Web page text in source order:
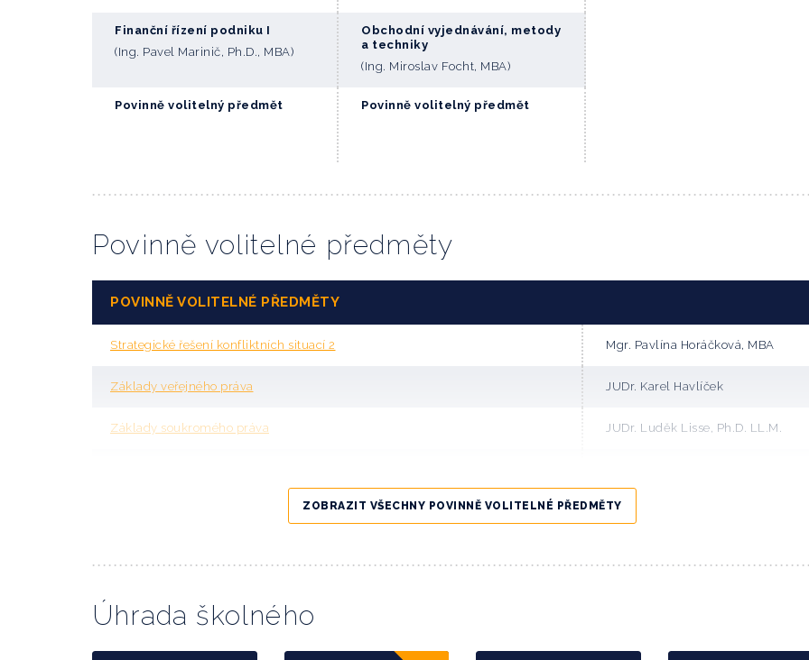
Finanční řízení podniku I
(Ing. Pavel Marinič, Ph.D., MBA)
Povinně volitelný předmět
Obchodní vyjednávání, metody
a techniky
(Ing. Miroslav Focht, MBA)
Povinně volitelný předmět
Povinně volitelné předměty
POVINNĚ VOLITELNÉ PŘEDMĚTY
Strategické řešení konfliktních situací 2 Mgr. Pavlína Horáčková, MBA
Základy veřejného práva JUDr. Karel Havlíček
Základy soukromého práva JUDr. Luděk Lisse, Ph.D. LL.M.
Úvod do práva veřejných zakázek Mgr. Luboš Fojtík
ZOBRAZIT VŠECHNY POVINNĚ VOLITELNÉ PŘEDMĚTY
Úhrada školného